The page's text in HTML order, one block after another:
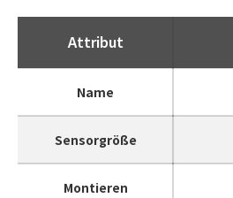
Attribut
Name
Sensorgröße
Montieren